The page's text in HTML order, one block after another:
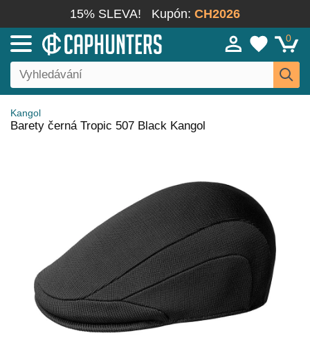
15% SLEVA! Kupón: CH2026
0
Kangol
Barety černá Tropic 507 Black Kangol